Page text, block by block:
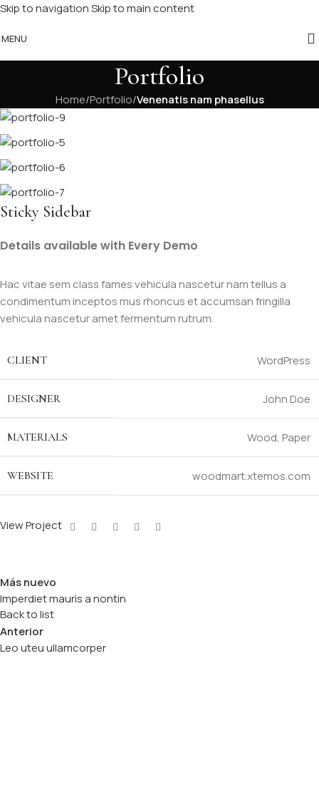
Skip to navigationSkip to main content
MENU
Portfolio
Home/Portfolio/Venenatis nam phasellus
Sticky Sidebar
Details available with Every Demo
Hac vitae sem class fames vehicula nascetur nam tellus a
condimentum inceptos mus rhoncus et accumsan fringilla
vehicula nascetur amet fermentum rutrum.
CLIENT WordPress
DESIGNER John Doe
MATERIALS Wood, Paper
WEBSITE woodmart.xtemos.com
View Project
Más nuevo
Imperdiet mauris a nontin
Back to list
Anterior
Leo uteu ullamcorper